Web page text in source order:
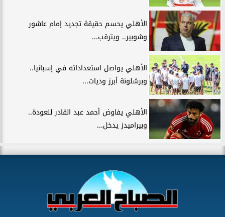
الأهلي يحسم حقيقة تجديد إمام عاشور
وشوبير.. ويترقب...
الأهلي يواصل استعداداته في إسبانيا..
وبرشلونة أبرز وديات...
الأهلي يفاوض أحمد عبد القادر للعودة..
وبيراميدز يدخل...